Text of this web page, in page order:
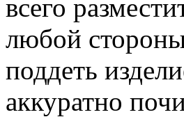
всего
любой
поддеть
аккуратно